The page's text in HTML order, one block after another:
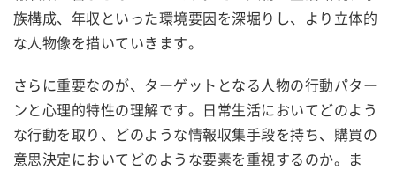
族構成、年収といった環境要因を深堀りし、より立体的
な人物像を描いていきます。
さらに重要なのが、ターゲットとなる人物の行動パター
ンと心理的特性の理解です。日常生活においてどのよう
な行動を取り、どのような情報収集手段を持ち、購買の
意思決定においてどのような要素を重視するのか。ま